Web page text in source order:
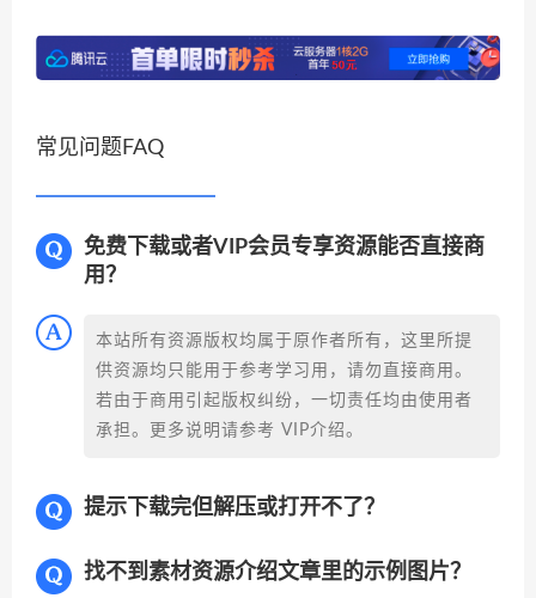
常见问题FAQ
免费下载或者VIP会员专享资源能否直接商
用？
本站所有资源版权均属于原作者所有，这里所提
供资源均只能用于参考学习用，请勿直接商用。
若由于商用引起版权纠纷，一切责任均由使用者
承担。更多说明请参考 VIP介绍。
提示下载完但解压或打开不了？
找不到素材资源介绍文章里的示例图片？